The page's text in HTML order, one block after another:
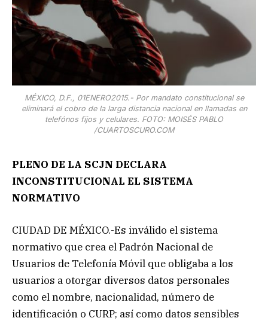
MÉXICO, D.F., 01ENERO2015.- Por mandato constitucional se
eliminará el cobro de la larga distancia nacional en llamadas en
telefónos fijos y celulares. FOTO: MOISÉS PABLO
/CUARTOSCURO.COM
PLENO DE LA SCJN DECLARA
INCONSTITUCIONAL EL SISTEMA
NORMATIVO
CIUDAD DE MÉXICO.-Es inválido el sistema
normativo que crea el Padrón Nacional de
Usuarios de Telefonía Móvil que obligaba a los
usuarios a otorgar diversos datos personales
como el nombre, nacionalidad, número de
identificación o CURP; así como datos sensibles